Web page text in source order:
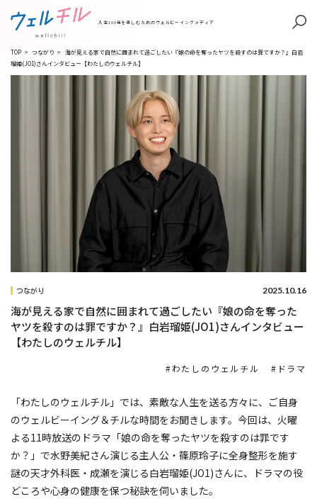
人生100年を楽しむためのウェルビーイングメディア
TOP > つながり >
海が見える家で自然に囲まれて過ごしたい『娘の命を奪ったヤツを殺すのは罪ですか？』白岩
瑠姫(JO1)さんインタビュー【わたしのウェルチル】
つながり 2025.10.16
海が見える家で自然に囲まれて過ごしたい『娘の命を奪った
ヤツを殺すのは罪ですか？』白岩瑠姫(JO1)さんインタビュー
【わたしのウェルチル】
わたしのウェルチル ドラマ
「わたしのウェルチル」では、素敵な人生を送る方々に、ご自身
のウェルビーイング＆チルな時間をお聞きします。今回は、火曜
よる11時放送のドラマ「娘の命を奪ったヤツを殺すのは罪です
か？」で水野美紀さん演じる主人公・篠原玲子に全身整形を施す
謎の天才外科医・成瀬を演じる白岩瑠姫(JO1)さんに、ドラマの役
どころや心身の健康を保つ秘訣を伺いました。